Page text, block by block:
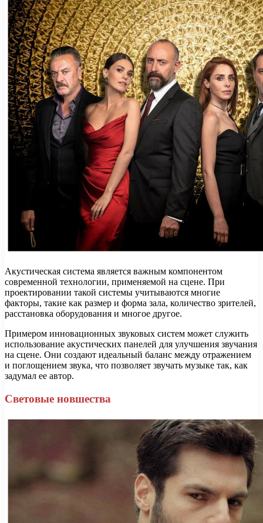
Акустическая система является важным компонентом
современной технологии, применяемой на сцене. При
проектировании такой системы учитываются многие
факторы, такие как размер и форма зала, количество зрителей,
расстановка оборудования и многое другое.
Примером инновационных звуковых систем может служить
использование акустических панелей для улучшения звучания
на сцене. Они создают идеальный баланс между отражением
и поглощением звука, что позволяет звучать музыке так, как
задумал ее автор.
Световые новшества